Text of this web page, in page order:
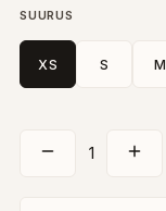
SUURUS
XS S M
1